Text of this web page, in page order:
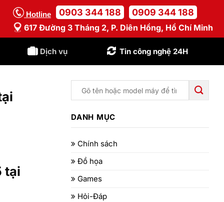
Hotline 0903 344 188 0909 344 188
617 Đường 3 Tháng 2, P. Diên Hồng, Hồ Chí Minh
Dịch vụ Tin công nghệ 24H
tại
DANH MỤC
Chính sách
Đồ họa
Games
Hỏi-Đáp